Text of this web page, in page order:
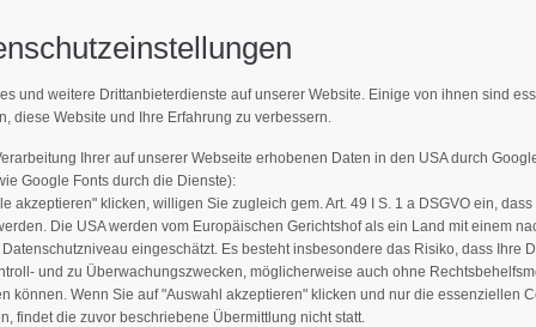
Mailadresse)
Support
Lorem ipsum dolor sit amet:
24h/
365days
376-
+44
FINDEN
Sie den Fachbetrieb in Ihrer
und weitere Drittanbieterdienste auf unserer Website. Einige von ihnen sind
diese Website und Ihre Erfahrung zu verbessern.
Ihrer auf unserer Webseite erhobenen Daten in den USA durch
Google Fonts durch die Dienste):
akzeptieren" klicken, willigen Sie zugleich gem. Art. 49 I S. 1 a DSGVO ein,
Die USA werden vom Europäischen Gerichtshof als ein Land mit einem
eingeschätzt. Es besteht insbesondere das Risiko, dass Ihre
und zu Überwachungszwecken, möglicherweise auch ohne
können. Wenn Sie auf "Auswahl akzeptieren" klicken und nur die essenziellen
findet die zuvor beschriebene Übermittlung nicht statt.